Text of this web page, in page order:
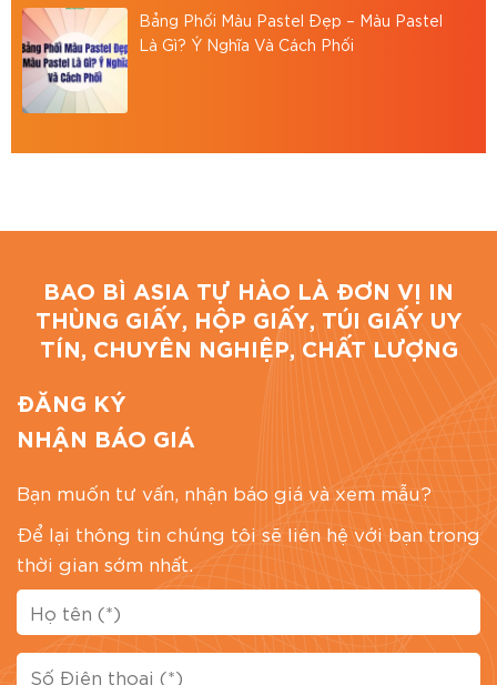
Hotline: 0867886811
Email: baobiasiavn@gmail.com
Bảng Phối Màu Pastel Đẹp – Màu Pastel
Là Gì? Ý Nghĩa Và Cách Phối
BAO BÌ ASIA TỰ HÀO LÀ ĐƠN VỊ IN
THÙNG GIẤY, HỘP GIẤY, TÚI GIẤY UY
TÍN, CHUYÊN NGHIỆP, CHẤT LƯỢNG
ĐĂNG KÝ
NHẬN BÁO GIÁ
Bạn muốn tư vấn, nhận báo giá và xem mẫu?
Để lại thông tin chúng tôi sẽ liên hệ với bạn trong
thời gian sớm nhất.